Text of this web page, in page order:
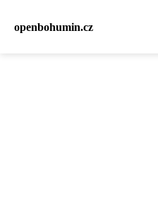
openbohumin.cz